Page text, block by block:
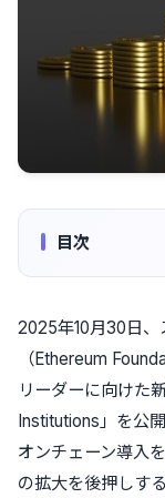
目次
2025年10月30日、
（Ethereum
リーダーに向けた
Institutions」を公開
オンチェーン導入
の拡大を後押しす